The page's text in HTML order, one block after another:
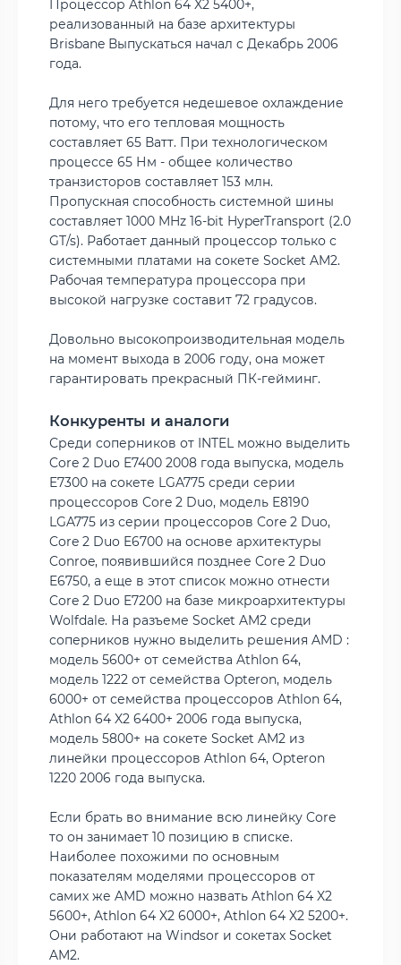
Процессор Athlon 64 X2 5400+,
реализованный на базе архитектуры
Brisbane Выпускаться начал c Декабрь 2006
года.
Для него требуется недешевое охлаждение
потому, что его тепловая мощность
составляет 65 Ватт. При технологическом
процессе 65 Нм - общее количество
транзисторов составляет 153 млн.
Пропускная способность системной шины
составляет 1000 MHz 16-bit HyperTransport (2.0
GT/s). Работает данный процессор только с
системными платами на сокете Socket AM2.
Рабочая температура процессора при
высокой нагрузке составит 72 градусов.
Довольно высокопроизводительная модель
на момент выхода в 2006 году, она может
гарантировать прекрасный ПК-гейминг.
Конкуренты и аналоги
Среди соперников от INTEL можно выделить
Core 2 Duo E7400 2008 года выпуска, модель
E7300 на сокете LGA775 среди серии
процессоров Core 2 Duo, модель E8190
LGA775 из серии процессоров Core 2 Duo,
Core 2 Duo E6700 на основе архитектуры
Conroe, появившийся позднее Core 2 Duo
E6750, а еще в этот список можно отнести
Core 2 Duo E7200 на базе микроархитектуры
Wolfdale. На разъеме Socket AM2 среди
соперников нужно выделить решения AMD :
модель 5600+ от семейства Athlon 64,
модель 1222 от семейства Opteron, модель
6000+ от семейства процессоров Athlon 64,
Athlon 64 X2 6400+ 2006 года выпуска,
модель 5800+ на сокете Socket AM2 из
линейки процессоров Athlon 64, Opteron
1220 2006 года выпуска.
Если брать во внимание всю линейку Core
то он занимает 10 позицию в списке.
Наиболее похожими по основным
показателям моделями процессоров от
самих же AMD можно назвать Athlon 64 X2
5600+, Athlon 64 X2 6000+, Athlon 64 X2 5200+.
Они работают на Windsor и сокетах Socket
AM2.